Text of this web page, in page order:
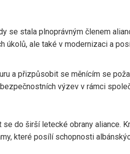
se stala plnoprávným členem
úkolů, ale také v modernizaci a
a přizpůsobit se měnícím se
výzev v rámci
do širší letecké obrany aliance.
které posílí schopnosti